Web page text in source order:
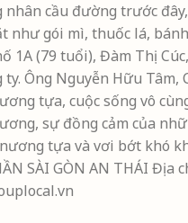
nhân cầu đường trước
như gói mì, thuốc lá,
1A (79 tuổi), Đàm Thị
Ông Nguyễn Hữu
tựa, cuộc sống vô
sự đồng cảm của
tựa và vơi bớt khó
SÀI GÒN AN THÁI Địa